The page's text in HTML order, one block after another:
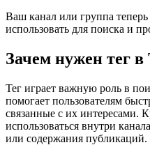
Ваш канал или группа
использовать для поиска и
Зачем нужен тег в
Тег играет важную роль в
помогает пользователям
связанные с их интересами.
использоваться внутри
или содержания публикаций.